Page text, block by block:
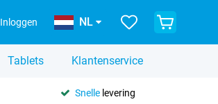
Inloggen NL
Tablets Klantenservice
Snellelevering